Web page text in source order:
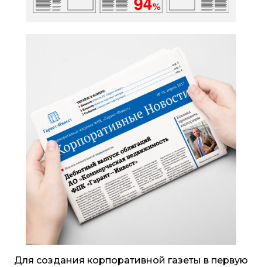
Для создания корпоративной газеты в первую